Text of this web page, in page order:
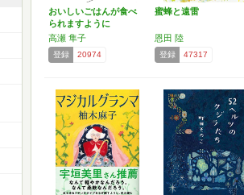
おいしいごはんが食べ
られますように
高瀬 隼子
登録 20974
蜜蜂と遠雷
恩田 陸
登録 47317